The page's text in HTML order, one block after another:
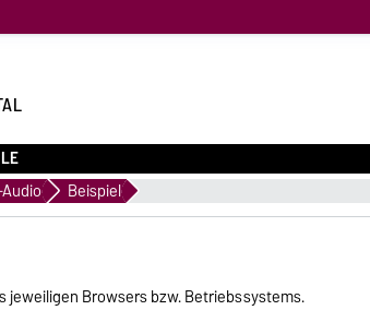
Beispiel
jeweiligen Browsers bzw. Betriebssystems.